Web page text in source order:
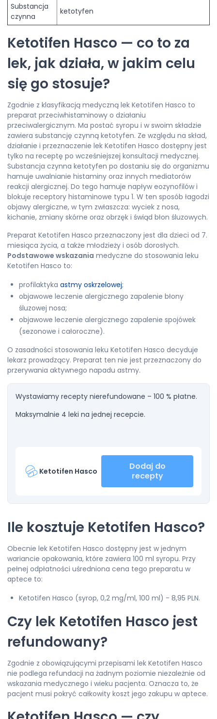
Substancja
czynna
ketotyfen
Ketotifen Hasco — co to za
lek, jak działa, w jakim celu
się go stosuje?
Zgodnie z klasyfikacją medyczną lek Ketotifen Hasco to
preparat przeciwhistaminowy o działaniu
przeciwalergicznym. Ma postać syropu i w swoim składzie
zawiera substancję czynną ketotyfen. Ze względu na skład,
działanie i przeznaczenie lek Ketotifen Hasco dostępny jest
tylko na receptę po wcześniejszej konsultacji medycznej.
Substancja czynna ketotyfen po dostaniu się do organizmu
hamuje uwalnianie histaminy oraz innych mediatorów
reakcji alergicznej. Do tego hamuje napływ eozynofilów i
blokuje receptory histaminowe typu 1. W ten sposób łagodzi
objawy alergiczne, w tym zwłaszcza: wyciek z nosa,
kichanie, zmiany skórne oraz obrzęk i świąd błon śluzowych.
Preparat Ketotifen Hasco przeznaczony jest dla dzieci od 7.
miesiąca życia, a także młodzieży i osób dorosłych.
Podstawowe wskazania medyczne do stosowania leku
Ketotifen Hasco to:
profilaktyka astmy oskrzelowej;
objawowe leczenie alergicznego zapalenie błony
śluzowej nosa;
objawowe leczenie alergicznego zapalenie spojówek
(sezonowe i całoroczne).
O zasadności stosowania leku Ketotifen Hasco decyduje
lekarz prowadzący. Preparat ten nie jest przeznaczony do
przerywania aktywnego napadu astmy.
Wystawiamy recepty nierefundowane – 100 % płatne.
Maksymalnie 4 leki na jednej recepcie.
Ketotifen Hasco
Dodaj do
recepty
Ile kosztuje Ketotifen Hasco?
Obecnie lek Ketotifen Hasco dostępny jest w jednym
wariancie opakowania, które zawiera 100 ml syropu. Przy
pełnej odpłatności uśredniona cena tego preparatu w
aptece to:
Ketotifen Hasco (syrop, 0,2 mg/ml, 100 ml) - 8,95 PLN.
Czy lek Ketotifen Hasco jest
refundowany?
Zgodnie z obowiązującymi przepisami lek Ketotifen Hasco
nie podlega refundacji na żadnym poziomie niezależnie od
wskazania medycznego i wieku pacjenta. Oznacza to, że
pacjent musi pokryć całkowity koszt jego zakupu w aptece.